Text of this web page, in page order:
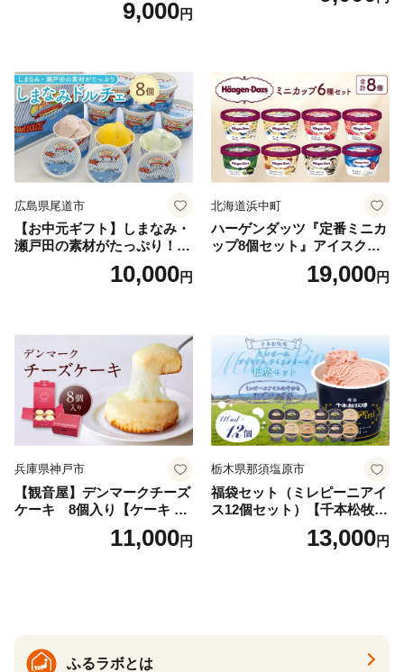
9,000円
広島県尾道市
【お中元ギフト】しまなみ・
瀬戸田の素材がたっぷり！ジ
10,000円
北海道浜中町
ハーゲンダッツ『定番ミニカ
ップ8個セット』アイスクリ
ーム アイス スイーツ デザー
19,000円
兵庫県神戸市
【観音屋】デンマークチーズ
ケーキ 8個入り【ケーキ チ
ーズケーキ 人気スイーツ お
すすめスイーツ 神戸スイー
11,000円
栃木県那須塩原市
福袋セット（ミレピーニアイ
ス12個セット）【千本松牧
場】 ns025-014-12 【デザー
ト 詰め合わせ ギフト】
13,000円
ふるラボとは